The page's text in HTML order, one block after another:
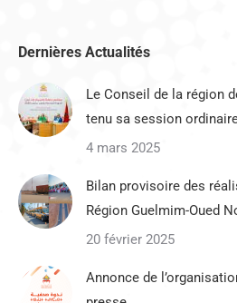
Dernières Actualités
Le Conseil de la région
tenu sa session
4 mars 2025
Bilan provisoire des
Région Guelmim-Oued
20 février 2025
Annonce de